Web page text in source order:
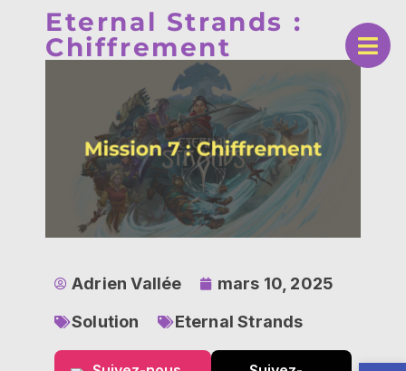
Eternal Strands :
Chiffrement
Adrien Vallée
mars 10, 2025
Solution
Eternal Strands